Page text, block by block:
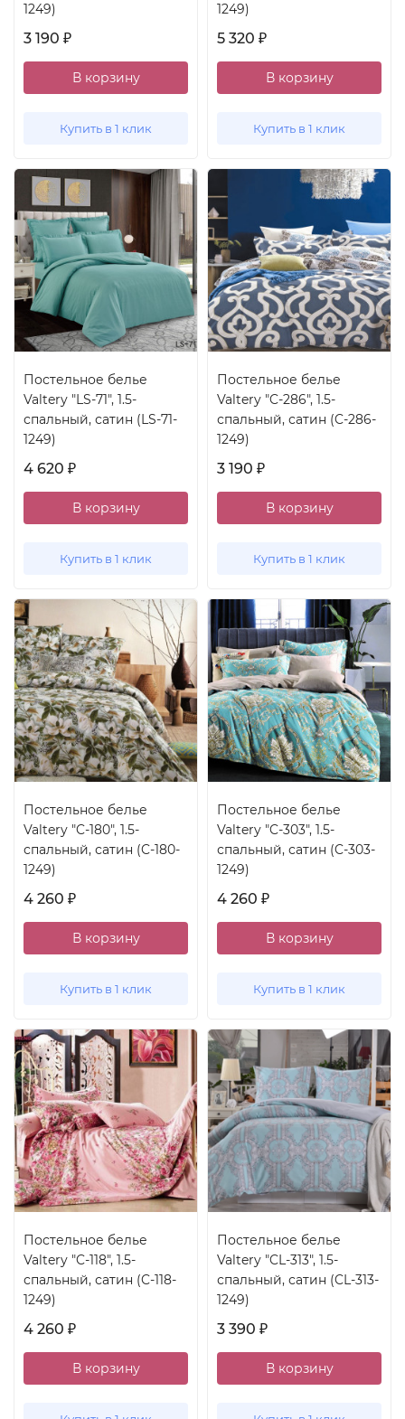
1249)
3 190 ₽
В корзину
Купить в 1 клик
1249)
5 320 ₽
В корзину
Купить в 1 клик
Постельное белье
Valtery "LS-71", 1.5-
спальный, сатин (LS-71-
1249)
4 620 ₽
В корзину
Купить в 1 клик
Постельное белье
Valtery "C-286", 1.5-
спальный, сатин (C-286-
1249)
3 190 ₽
В корзину
Купить в 1 клик
Постельное белье
Valtery "C-180", 1.5-
спальный, сатин (C-180-
1249)
4 260 ₽
В корзину
Купить в 1 клик
Постельное белье
Valtery "C-303", 1.5-
спальный, сатин (C-303-
1249)
4 260 ₽
В корзину
Купить в 1 клик
Постельное белье
Valtery "C-118", 1.5-
спальный, сатин (C-118-
1249)
4 260 ₽
В корзину
Постельное белье
Valtery "CL-313", 1.5-
спальный, сатин (CL-313-
1249)
3 390 ₽
В корзину